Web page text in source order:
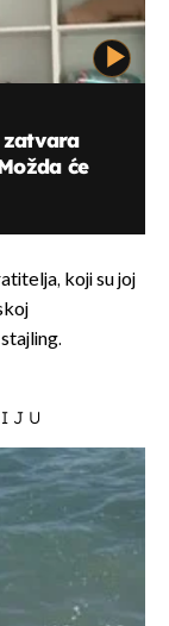
će
koji su joj